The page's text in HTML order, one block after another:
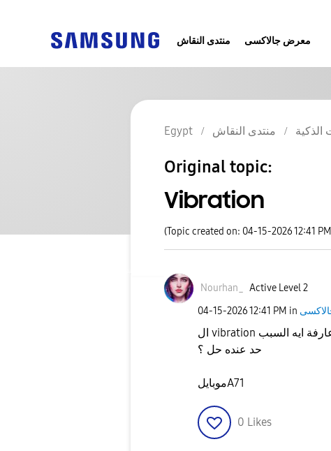
منتدى النقاش معرض جالاكسى
Egypt منتدى النقاش الذكية
Original topic:
Vibration
(Topic created on: 04-15-2026 12:41
Nourhan_ Active Level 2
‎04-15-202612:41 PM in
حد عنده حل ؟
موبايلA71
0 Likes